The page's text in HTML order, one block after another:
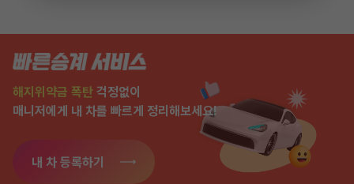
해지위약금 폭탄 걱정없이
매니저에게 내 차를 빠르게 정리해보세요!
내 차 등록하기